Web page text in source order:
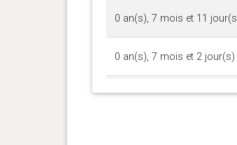
0 an(s), 7 mois et 11
0 an(s), 7 mois et 2 jour(s)
0 an(s), 6 mois et 13